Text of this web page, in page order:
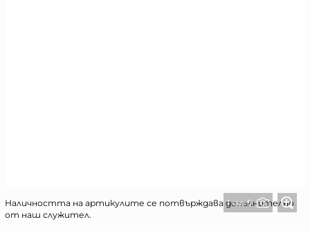
1 от 5
Наличността на артикулите се потвърждава допълнително
от наш служител.